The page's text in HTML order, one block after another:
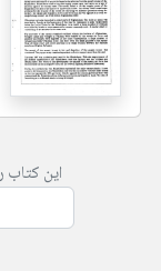
این کتاب